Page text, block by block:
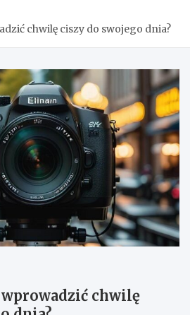
chwilę ciszy do swojego dnia?
chwilę